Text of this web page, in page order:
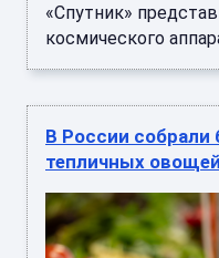
«Спутник»
космического
В России собрали
тепличных овощей